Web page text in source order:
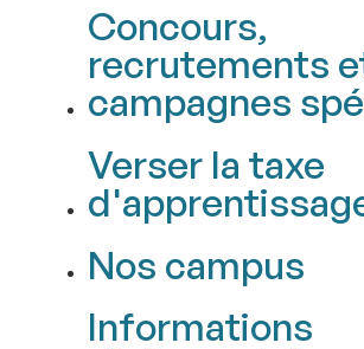
Concours,
recrutements
campagnes
Verser la taxe
Nos campus
Informations